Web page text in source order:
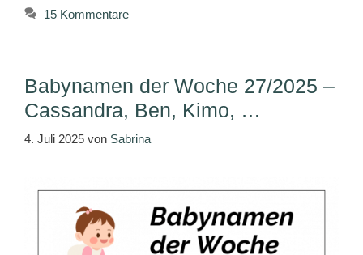
15 Kommentare
Babynamen der Woche 27/2025 –
Cassandra, Ben, Kimo, …
4. Juli 2025 von Sabrina